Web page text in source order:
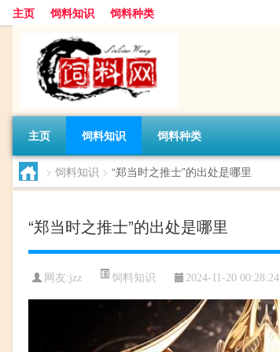
主页 饲料知识 饲料种类
主页 饲料知识 饲料种类
> 饲料知识 > “郑当时之推士”的出处是哪里
“郑当时之推士”的出处是哪里
网友:jzz 饲料知识 2024-11-20 00:28:24